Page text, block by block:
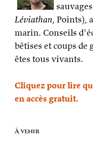
Léviathan, Points),
marin. Conseils
bêtises et coups de
êtes tous vivants.
Cliquez pour lire
en accès gratuit.
À venir